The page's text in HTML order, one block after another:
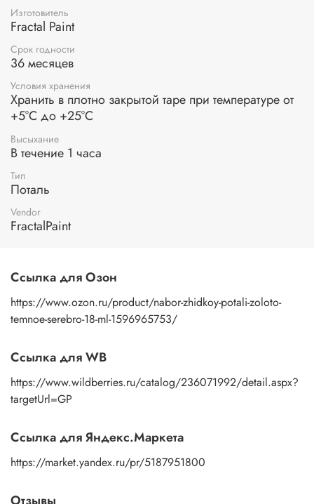
Изготовитель
Fractal Paint
Срок годности
36 месяцев
Условия хранения
Хранить в плотно закрытой таре при температуре от
+5°С до +25°С
Высыхание
В течение 1 часа
Тип
Поталь
Vendor
FractalPaint
Ссылка для Озон
https://www.ozon.ru/product/nabor-zhidkoy-potali-zoloto-
temnoe-serebro-18-ml-1596965753/
Ссылка для WB
https://www.wildberries.ru/catalog/236071992/detail.aspx?
targetUrl=GP
Ссылка для Яндекс.Маркета
https://market.yandex.ru/pr/5187951800
Отзывы